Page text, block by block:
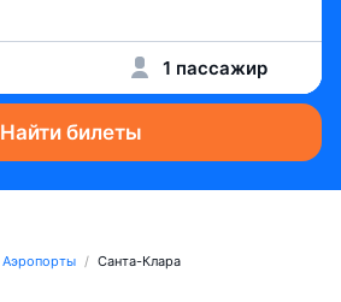
1 пассажир
Найти билеты
Аэропорты Санта-Клара